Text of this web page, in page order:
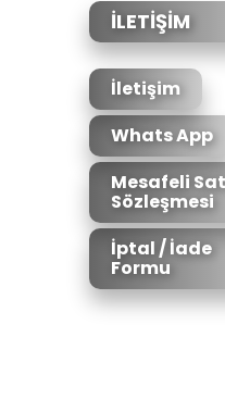
İLETİŞİM
İletişim
Whats App
Mesafeli
Sözleşmesi
İptal / İade
Formu